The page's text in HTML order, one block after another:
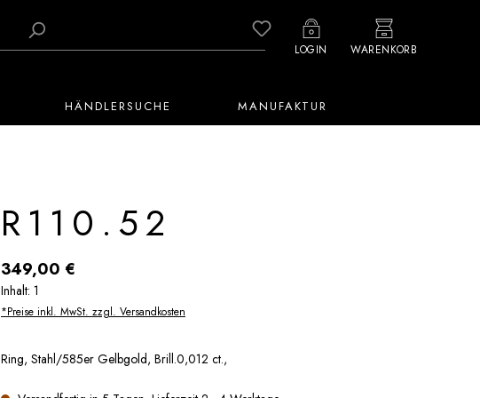
Du hast 0 Produkte auf dem
LOGIN WARENKORB
HÄNDLERSUCHE MANUFAKTUR
R110.52
Regulärer Preis:
349,00 €
Inhalt: 1
*Preise inkl. MwSt. zzgl. Versandkosten
Ring, Stahl/585er Gelbgold, Brill.0,012 ct.,